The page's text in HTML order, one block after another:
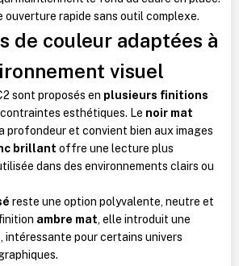
ouverture rapide sans outil complexe.
de couleur adaptées à
visuel
sont proposés en plusieurs finitions
contraintes esthétiques. Le noir mat
profondeur et convient bien aux images
brillant offre une lecture plus
dans des environnements clairs ou
reste une option polyvalente, neutre et
ambre mat, elle introduit une
intéressante pour certains univers